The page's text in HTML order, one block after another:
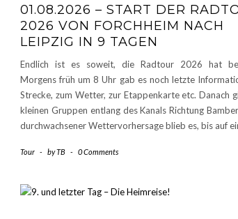
01.08.2026 – START DER
2026 VON FORCHHEIM NACH
LEIPZIG IN 9 TAGEN
Endlich ist es soweit, die Radtour 2026 hat
Morgens früh um 8 Uhr gab es noch letzte
Strecke, zum Wetter, zur Etappenkarte etc. Danach
kleinen Gruppen entlang des Kanals Richtung
durchwachsener Wettervorhersage blieb es, bis auf
Tour - byTB - 0 Comments